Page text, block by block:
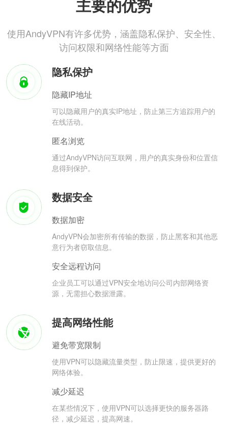
主要的优势
使用AndyVPN有许多优势，涵盖隐私保护、安全性、
访问权限和网络性能等方面
隐私保护
隐藏IP地址
可以隐藏用户的真实IP地址，防止第三方追踪用户的
在线活动。
匿名浏览
通过AndyVPN访问互联网，用户的真实身份和位置信
息得到保护。
数据安全
数据加密
AndyVPN会加密所有传输的数据，防止黑客和其他恶
意行为者窃取信息。
安全远程访问
企业员工可以通过VPN安全地访问公司内部网络资
源，无需担心数据泄露。
提高网络性能
避免带宽限制
使用VPN可以隐藏流量类型，防止限速，提供更好的
网络体验。
减少延迟
在某些情况下，使用VPN可以选择更快的服务器路
径，减少延迟，提高网速。